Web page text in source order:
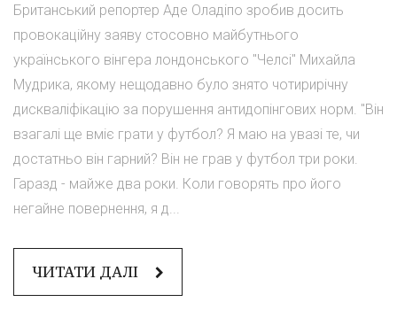
Британський репортер Аде Оладіпо зробив досить
провокаційну заяву стосовно майбутнього
українського вінгера лондонського "Челсі" Михайла
Мудрика, якому нещодавно було знято чотирирічну
дискваліфікацію за порушення антидопінгових норм. "Він
взагалі ще вміє грати у футбол? Я маю на увазі те, чи
достатньо він гарний? Він не грав у футбол три роки.
Гаразд - майже два роки. Коли говорять про його
негайне повернення, я д...
ЧИТАТИ ДАЛІ